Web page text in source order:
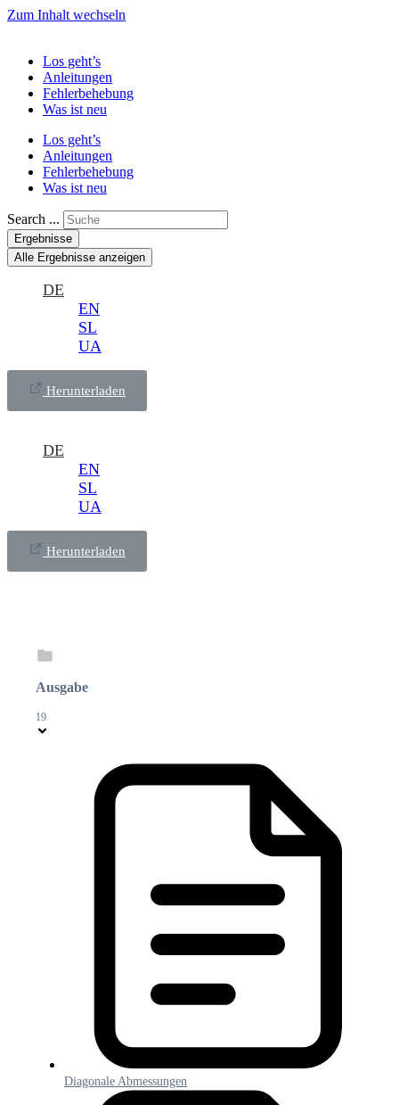
Zum Inhalt wechseln
Los geht’s
Anleitungen
Fehlerbehebung
Was ist neu
Los geht’s
Anleitungen
Fehlerbehebung
Was ist neu
Search ...
Ergebnisse
Alle Ergebnisse anzeigen
DE
EN
SL
UA
Herunterladen
DE
EN
SL
UA
Herunterladen
Ausgabe
19
Diagonale Abmessungen